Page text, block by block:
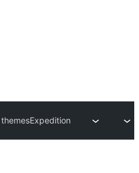
themesExpedition